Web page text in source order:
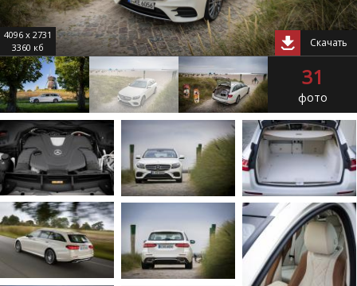
4096 x 2731
3360 кб
Скачать
31
фото